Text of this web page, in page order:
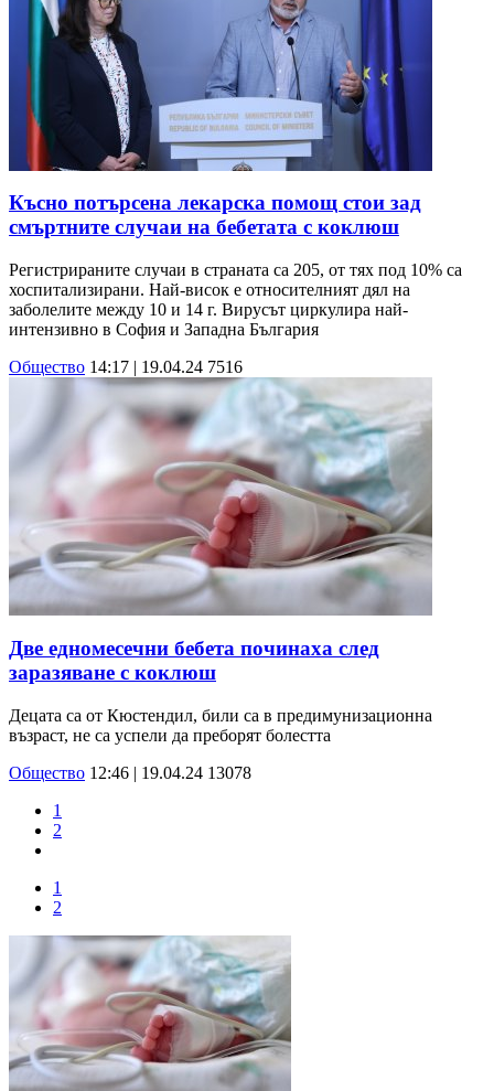
Късно потърсена лекарска помощ стои зад
смъртните случаи на бебетата с коклюш
Регистрираните случаи в страната са 205, от тях под 10% са
хоспитализирани. Най-висок е относителният дял на
заболелите между 10 и 14 г. Вирусът циркулира най-
интензивно в София и Западна България
Общество 14:17 | 19.04.24 7516
Две едномесечни бебета починаха след
заразяване с коклюш
Децата са от Кюстендил, били са в предимунизационна
възраст, не са успели да преборят болестта
Общество 12:46 | 19.04.24 13078
1
2
1
2